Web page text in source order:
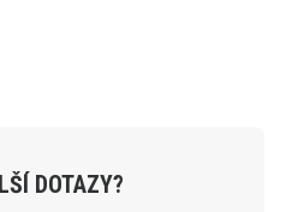
DOTAZY?